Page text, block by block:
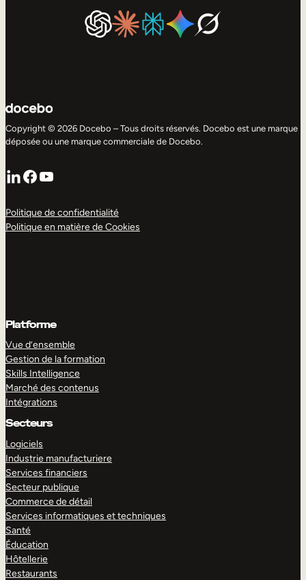
Copyright © 2026 Docebo – Tous droits réservés. Docebo est une marque
déposée ou une marque commerciale de Docebo.
LinkedIn
Facebook
YouTube
Politique de confidentialité
Politique en matière de Cookies
Platforme
Vue d’ensemble
Gestion de la formation
Skills Intelligence
Marché des contenus
Intégrations
Secteurs
Logiciels
Industrie manufacturiere
Services financiers
Secteur publique
Commerce de détail
Services informatiques et techniques
Santé
Éducation
Hôtellerie
Restaurants